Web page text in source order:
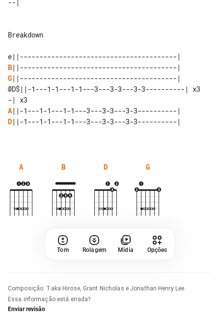
--|
Breakdown
B
G||----------------------------------------|
@D$||-1---1-1---1-1---3---3-3---3-3----------| x3
A
D||-1---1-1---1-1---3---3-3---3-3----------|
A B D G
Tom Rolagem Mídia Opções
Composição: Taka Hirose, Grant Nicholas e Jonathan Henry Lee
Essa informação está errada?
Enviar revisão